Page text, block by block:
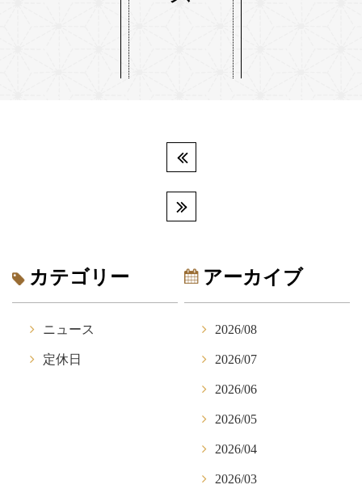
カテゴリー
ニュース
定休日
アーカイブ
2026/08
2026/07
2026/06
2026/05
2026/04
2026/03